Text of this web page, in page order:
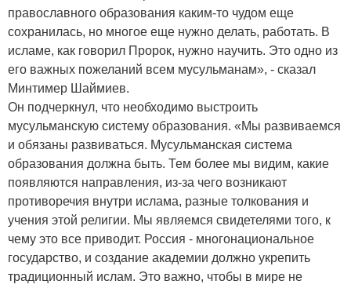
православного образования каким-то чудом еще
сохранилась, но многое еще нужно делать, работать. В
исламе, как говорил Пророк, нужно научить. Это одно из
его важных пожеланий всем мусульманам», - сказал
Минтимер Шаймиев.
Он подчеркнул, что необходимо выстроить
мусульманскую систему образования. «Мы развиваемся
и обязаны развиваться. Мусульманская система
образования должна быть. Тем более мы видим, какие
появляются направления, из-за чего возникают
противоречия внутри ислама, разные толкования и
учения этой религии. Мы являемся свидетелями того, к
чему это все приводит. Россия - многонациональное
государство, и создание академии должно укрепить
традиционный ислам. Это важно, чтобы в мире не